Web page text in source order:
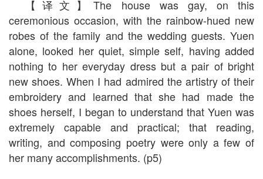
【译文】The house was gay, on this
ceremonious occasion, with the rainbow-hued new
robes of the family and the wedding guests. Yuen
alone, looked her quiet, simple self, having added
nothing to her everyday dress but a pair of bright
new shoes. When I had admired the artistry of their
embroidery and learned that she had made the
shoes herself, I began to understand that Yuen was
extremely capable and practical; that reading,
writing, and composing poetry were only a few of
her many accomplishments. (p5)